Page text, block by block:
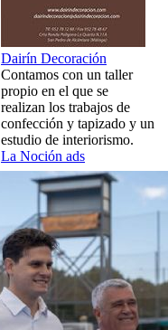
Dairín Decoración
Contamos con un taller
propio en el que se
realizan los trabajos de
confección y tapizado y un
estudio de interiorismo.
La Noción ads